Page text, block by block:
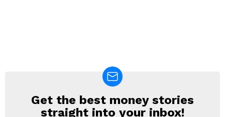
NEWSLETTER
Get the best money stories
straight into your inbox!